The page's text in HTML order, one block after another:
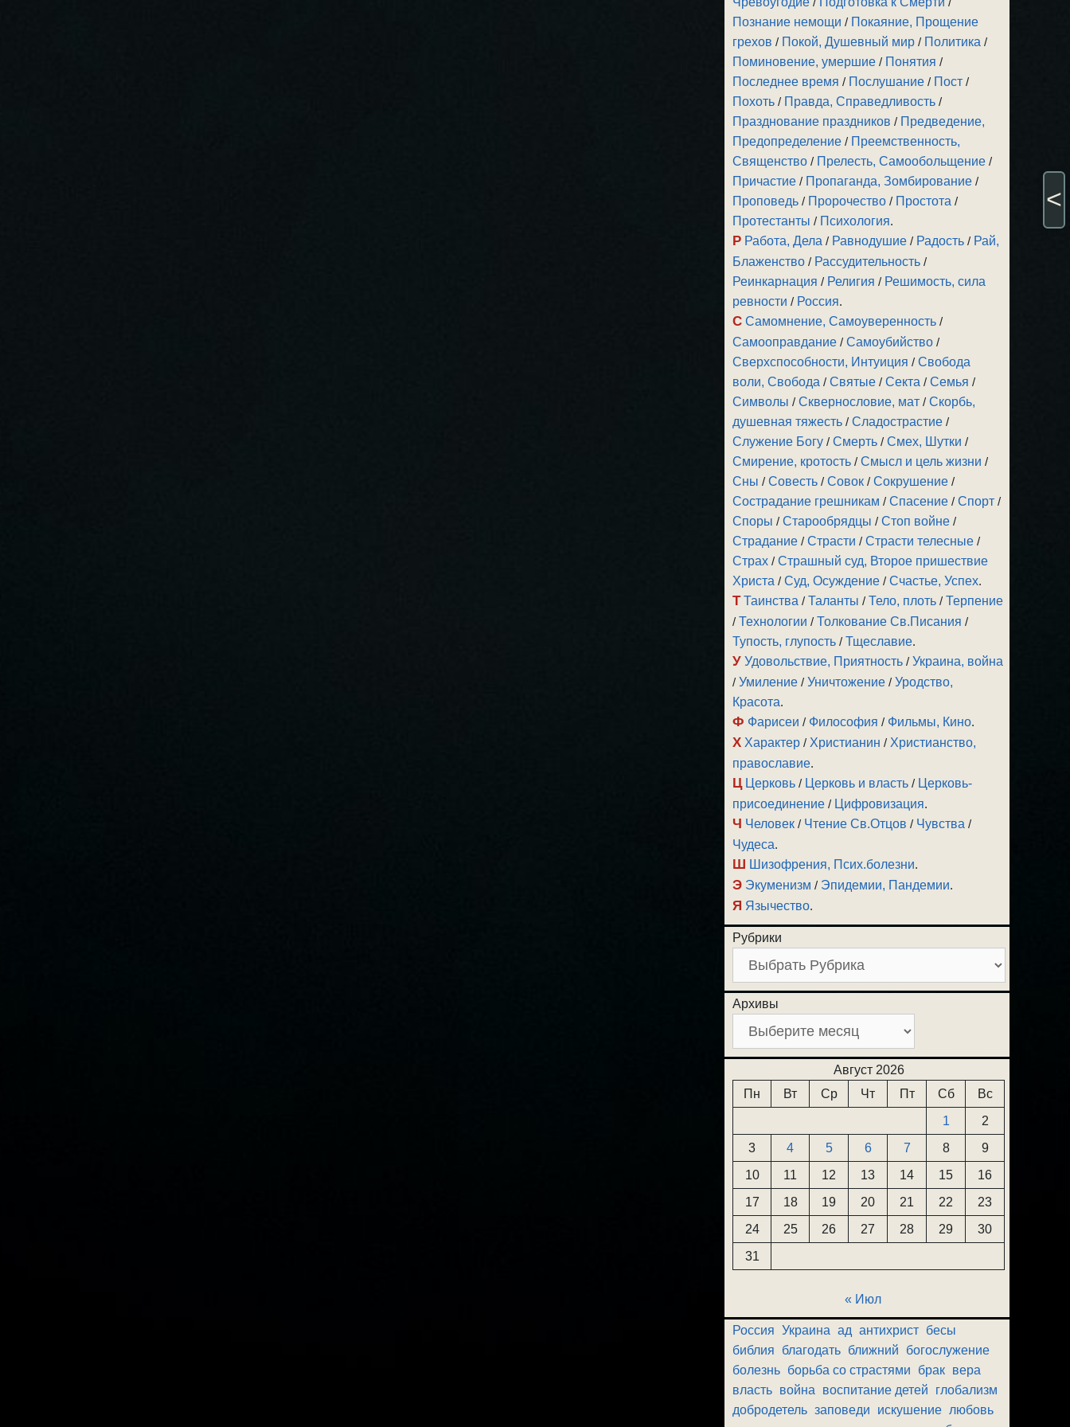
Познание немощи / Покаяние, Прощение
грехов / Покой, Душевный мир / Политика /
Поминовение, умершие / Понятия /
Последнее время / Послушание / Пост /
Похоть / Правда, Справедливость /
Празднование праздников / Предведение,
Предопределение / Преемственность,
Священство / Прелесть, Самообольщение /
Причастие / Пропаганда, Зомбирование /
Проповедь / Пророчество / Простота /
Протестанты / Психология.
Р Работа, Дела / Равнодушие / Радость / Рай,
Блаженство / Рассудительность /
Реинкарнация / Религия / Решимость, сила
ревности / Россия.
С Самомнение, Самоуверенность /
Самооправдание /Самоубийство /
Сверхспособности, Интуиция /Свобода
воли, Свобода /Святые /Секта /Семья /
Символы /Сквернословие, мат /Скорбь,
душевная тяжесть /Сладострастие /
Служение Богу /Смерть /Смех, Шутки /
Смирение, кротость /Смысл и цель жизни /
Сны /Совесть /Совок /Сокрушение /
Сострадание грешникам /Спасение /Спорт /
Споры /Старообрядцы /Стоп войне /
Страдание /Страсти /Страсти телесные /
Страх /Страшный суд, Второе пришествие
Христа /Суд, Осуждение /Счастье, Успех.
Т Таинства /Таланты /Тело, плоть /Терпение
/Технологии /Толкование Св.Писания /
Тупость, глупость /Тщеславие.
У Удовольствие, Приятность /Украина, война
/Умиление /Уничтожение /Уродство,
Красота.
Ф Фарисеи / Философия / Фильмы, Кино.
Х Характер / Христианин / Христианство,
православие.
Ц Церковь / Церковь и власть / Церковь-
присоединение / Цифровизация.
Ч Человек / Чтение Св.Отцов / Чувства /
Чудеса.
Ш Шизофрения, Псих.болезни.
Э Экуменизм / Эпидемии, Пандемии.
Я Язычество.
Рубрики
Архивы
Август 2026
Пн
Вт Ср Чт Пт Сб
Вс
1
2
3
4 5 6 7 8
9
10
11 12 13 14 15
16
17
18 19 20 21 22
23
24
25 26 27 28 29
30
31
« Июл
Россия Украина ад антихрист бесы
библия
благодать ближний
богослужение
болезнь борьба со страстями брак вера
власть война воспитание детей
глобализм
добродетель заповеди искушение любовь
<